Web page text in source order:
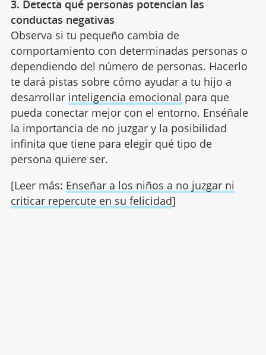
3. Detecta qué personas potencian las
conductas negativas
Observa si tu pequeño cambia de
comportamiento con determinadas personas o
dependiendo del número de personas. Hacerlo
te dará pistas sobre cómo ayudar a tu hijo a
desarrollar inteligencia emocional para que
pueda conectar mejor con el entorno. Enséñale
la importancia de no juzgar y la posibilidad
infinita que tiene para elegir qué tipo de
persona quiere ser.
[Leer más: Enseñar a los niños a no juzgar ni
criticar repercute en su felicidad]